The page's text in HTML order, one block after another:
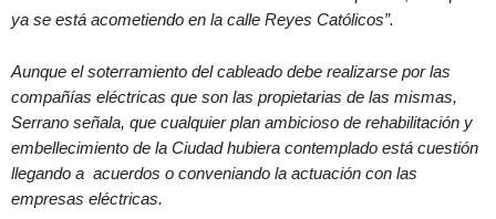
ya se está acometiendo en la calle Reyes Católicos”.
Aunque el soterramiento del cableado debe realizarse por las
compañías eléctricas que son las propietarias de las mismas,
Serrano señala, que cualquier plan ambicioso de rehabilitación y
embellecimiento de la Ciudad hubiera contemplado está cuestión
llegando a acuerdos o conveniando la actuación con las
empresas eléctricas.